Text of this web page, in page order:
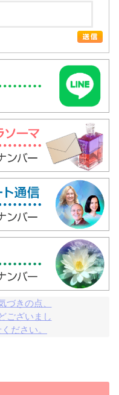
づきの点、
ございまし
ださい。